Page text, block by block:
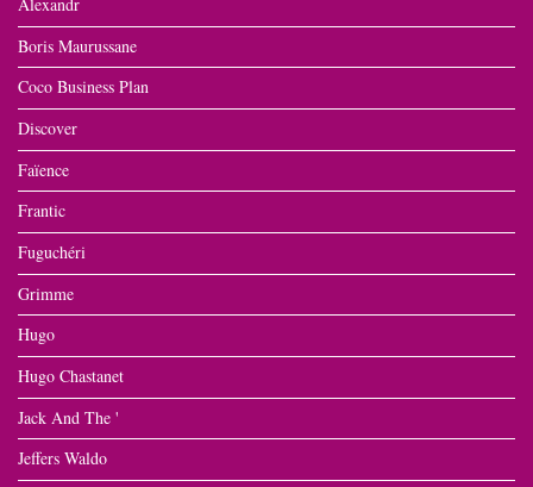
Boris Maurussane
Coco Business Plan
Discover
Faïence
Frantic
Fuguchéri
Grimme
Hugo
Hugo Chastanet
Jack And The '
Jeffers Waldo